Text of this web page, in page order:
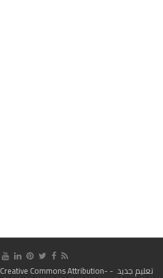
تعليم جديد - This work is licensed under a
Creative Commons Attribution-